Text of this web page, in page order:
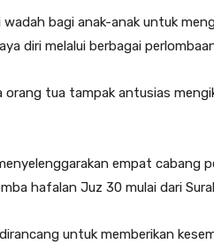
bagi anak-anak untuk
diri melalui berbagai
orang tua tampak antusias
empat cabang
hafalan Juz 30 mulai dari
untuk memberikan